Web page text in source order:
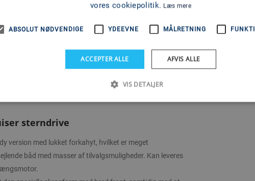
ekstraudstyr og i forskellige modelvarianter.
sterndrive
version med lukket forkahyt, hvilket er meget
båd med masser af tilvalgsmuligheder. Kan leveres
vores cookiepolitik. Læs mere
ABSOLUT NØDVENDIGE YDEEVNE MÅLRETNING
ACCEPTER ALLE AFVIS ALLE
VIS DETALJER